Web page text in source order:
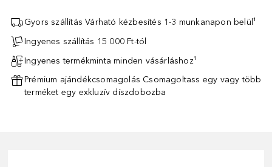
Gyors szállítás Várható kézbesítés 1-3 munkanapon belül¹
Ingyenes szállítás 15 000 Ft-tól
Ingyenes termékminta minden vásárláshoz¹
Prémium ajándékcsomagolás Csomagoltass egy vagy több
terméket egy exkluzív díszdobozba